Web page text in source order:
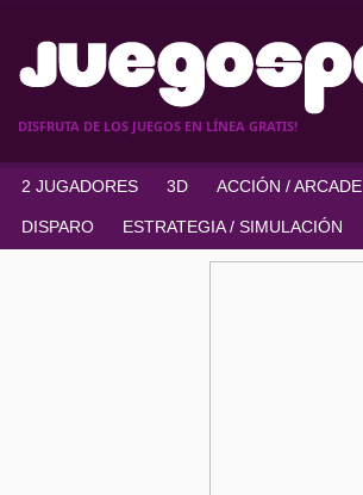
DISFRUTA DE LOS JUEGOS EN LÍNEA GRATIS!
2 JUGADORES 3D ACCIÓN / ARCADE
DISPARO ESTRATEGIA / SIMULACIÓN